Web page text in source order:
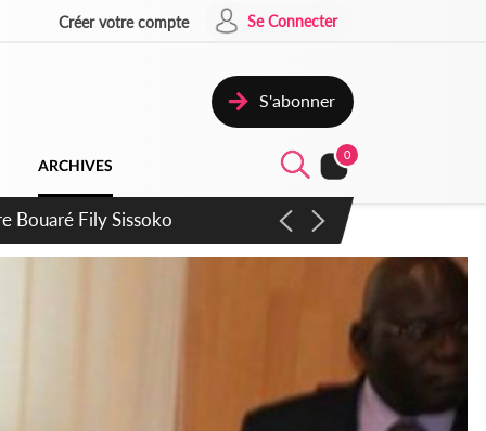
Créer votre compte Se Connecter
S'abonner
ARCHIVES
0
Dangote en juillet